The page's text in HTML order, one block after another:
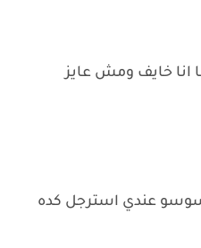
انا خايف ومش عايز
عندي استرجل كده